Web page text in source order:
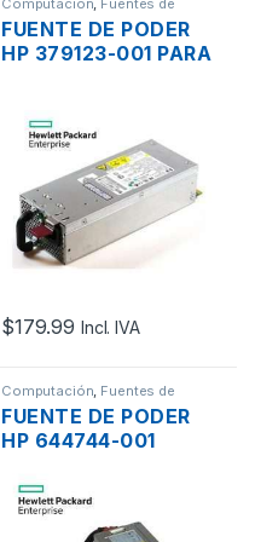
Poder Servidores - PCs
FUENTE DE PODER
HP 379123-001 PARA
REDUNDANTE HOT
PLUG (PULL)
$179.99 Incl. IVA
Computación Fuentes de
Poder Servidores - PCs
FUENTE DE PODER
HP 644744-001
SERVIDOR PROLIANT
ML110 G7